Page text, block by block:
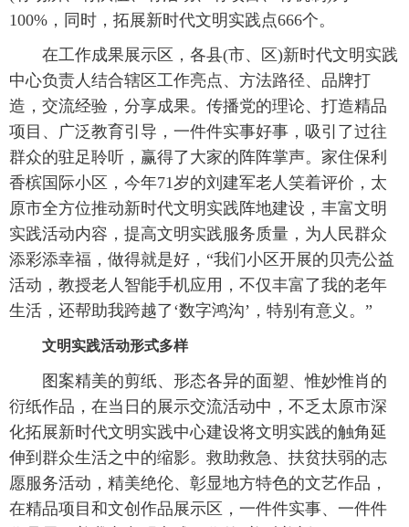
100%，同时，拓展新时代文明实践点666个。
在工作成果展示区，各县(市、区)新时代文明实践
中心负责人结合辖区工作亮点、方法路径、品牌打
造，交流经验，分享成果。传播党的理论、打造精品
项目、广泛教育引导，一件件实事好事，吸引了过往
群众的驻足聆听，赢得了大家的阵阵掌声。家住保利
香槟国际小区，今年71岁的刘建军老人笑着评价，太
原市全方位推动新时代文明实践阵地建设，丰富文明
实践活动内容，提高文明实践服务质量，为人民群众
添彩添幸福，做得就是好，“我们小区开展的贝壳公益
活动，教授老人智能手机应用，不仅丰富了我的老年
生活，还帮助我跨越了‘数字鸿沟’，特别有意义。”
文明实践活动形式多样
图案精美的剪纸、形态各异的面塑、惟妙惟肖的
衍纸作品，在当日的展示交流活动中，不乏太原市深
化拓展新时代文明实践中心建设将文明实践的触角延
伸到群众生活之中的缩影。救助救急、扶贫扶弱的志
愿服务活动，精美绝伦、彰显地方特色的文艺作品，
在精品项目和文创作品展示区，一件件实事、一件件